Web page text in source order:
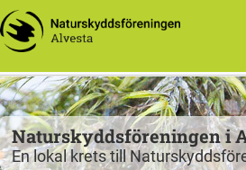
Naturskyddsföreningen i
En lokal krets till